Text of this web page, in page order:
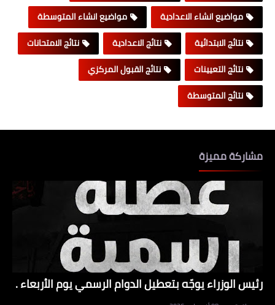
مواضيع انشاء الاعدادية
مواضيع انشاء المتوسطة
نتائج الابتدائية
نتائج الاعدادية
نتائج الامتحانات
نتائج التعيينات
نتائج القبول المركزي
نتائج المتوسطة
مشاركة مميزة
رئيس الوزراء يوجّه بتعطيل الدوام الرسمي يوم الأربعاء .